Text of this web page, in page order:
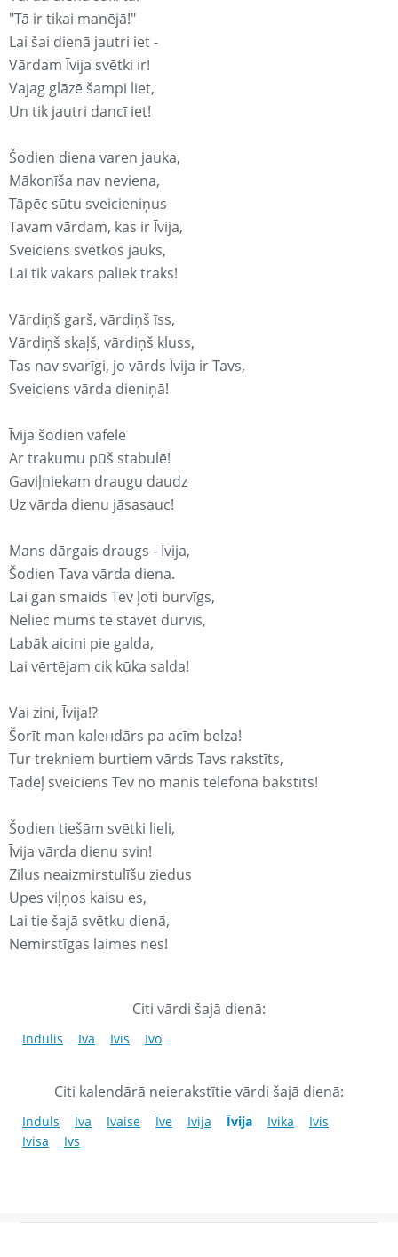
"Tā ir tikai manējā!"
Lai šai dienā jautri iet -
Vārdam Īvija svētki ir!
Vajag glāzē šampi liet,
Un tik jautri dancī iet!
Šodien diena varen jauka,
Mākonīša nav neviena,
Tāpēc sūtu sveicieniņus
Tavam vārdam, kas ir Īvija,
Sveiciens svētkos jauks,
Lai tik vakars paliek traks!
Vārdiņš garš, vārdiņš īss,
Vārdiņš skaļš, vārdiņš kluss,
Tas nav svarīgi, jo vārds Īvija ir Tavs,
Sveiciens vārda dieniņā!
Īvija šodien vafelē
Ar trakumu pūš stabulē!
Gaviļniekam draugu daudz
Uz vārda dienu jāsasauc!
Mans dārgais draugs - Īvija,
Šodien Tava vārda diena.
Lai gan smaids Tev ļoti burvīgs,
Neliec mums te stāvēt durvīs,
Labāk aicini pie galda,
Lai vērtējam cik kūka salda!
Vai zini, Īvija!?
Šorīt man kaleнdārs pa acīm belza!
Tur trekniem burtiem vārds Tavs rakstīts,
Tādēļ sveiciens Tev no manis telefonā bakstīts!
Šodien tiešām svētki lieli,
Īvija vārda dienu svin!
Zilus neaizmirstulīšu ziedus
Upes viļņos kaisu es,
Lai tie šajā svētku dienā,
Nemirstīgas laimes nes!
Citi vārdi šajā dienā:
Indulis Iva Ivis Ivo
Citi kalendārā neierakstītie vārdi šajā dienā:
Induls Īva Ivaise Īve Ivija Īvija Ivika
Īvis
Ivisa
Ivs